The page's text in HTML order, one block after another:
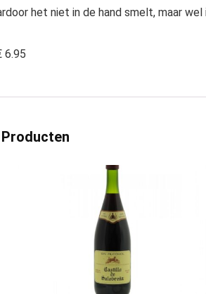
het niet in de hand smelt, maar
6.95